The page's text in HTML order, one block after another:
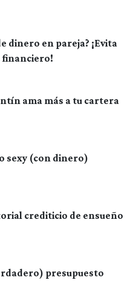
dinero en pareja? ¡Evita
financiero!
ama más a tu cartera
sexy (con dinero)
crediticio de ensueño
presupuesto